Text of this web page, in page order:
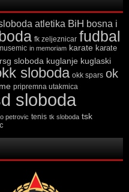
atletika BiH bosna i
fk zeljeznicar fudbal
in memoriam karate karate
sloboda kuglanje kuglaski
sloboda okk spars ok
pripremna utakmica
sloboda
petrovic tenis tk sloboda tsk